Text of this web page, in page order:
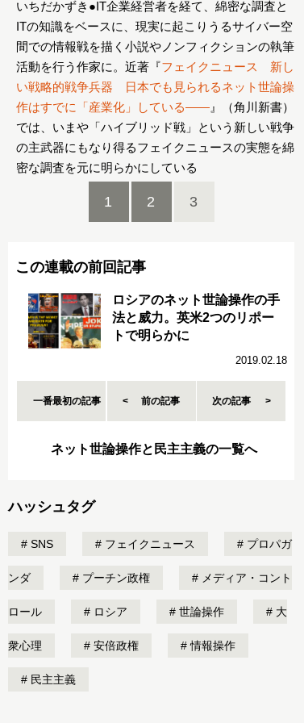
いちだかずき●IT企業経営者を経て、綿密な調査と
ITの知識をベースに、現実に起こりうるサイバー空
間での情報戦を描く小説やノンフィクションの執筆
活動を行う作家に。近著『フェイクニュース 新し
い戦略的戦争兵器 日本でも見られるネット世論操
作はすでに「産業化」している―― 』（角川新書）
では、いまや「ハイブリッド戦」という新しい戦争
の主武器にもなり得るフェイクニュースの実態を綿
密な調査を元に明らかにしている
1 2 3
この連載の前回記事
ロシアのネット世論操作の手
法と威力。英米2つのリポー
トで明らかに
2019.02.18
一番最初の記事 前の記事 次の記事
ネット世論操作と民主主義の一覧へ
ハッシュタグ
SNS フェイクニュース プロパガ
ンダ プーチン政権 メディア・コント
ロール ロシア 世論操作 大
衆心理 安倍政権 情報操作
民主主義